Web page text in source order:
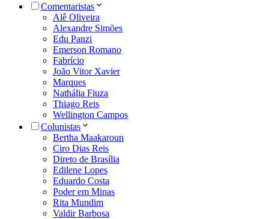
Comentaristas
Alê Oliveira
Alexandre Simões
Edu Panzi
Emerson Romano
Fabrício
João Vitor Xavier
Marques
Nathália Fiuza
Thiago Reis
Wellington Campos
Colunistas
Bertha Maakaroun
Ciro Dias Reis
Direto de Brasília
Edilene Lopes
Eduardo Costa
Poder em Minas
Rita Mundim
Valdir Barbosa